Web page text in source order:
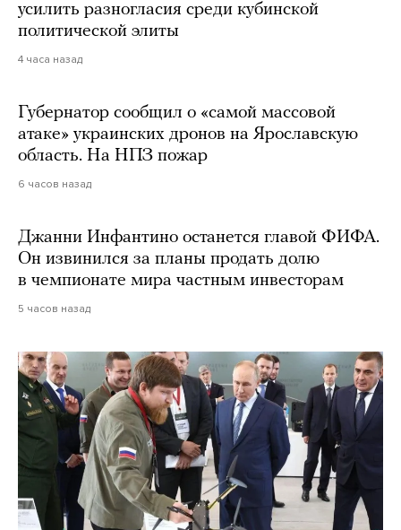
усилить разногласия среди кубинской
политической элиты
4 часа назад
Губернатор сообщил о «самой массовой
атаке» украинских дронов на Ярославскую
область. На НПЗ пожар
6 часов назад
Джанни Инфантино останется главой ФИФА.
Он извинился за планы продать долю
в чемпионате мира частным инвесторам
5 часов назад